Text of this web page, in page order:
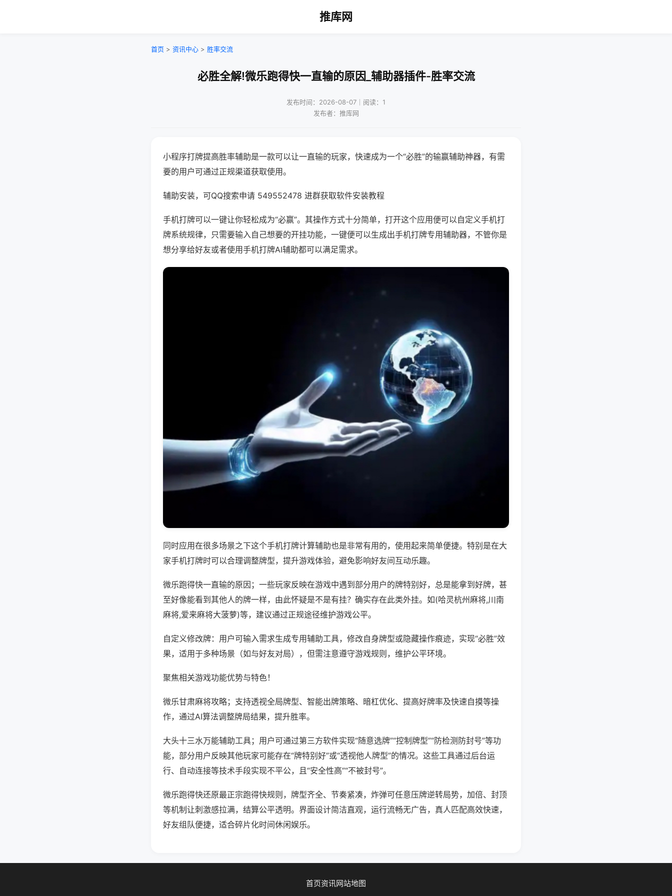
推库网
首页 > 资讯中心 > 胜率交流
必胜全解!微乐跑得快一直输的原因_辅助器插件-胜率交流
发布时间：2026-08-07｜阅读：1
发布者：推库网
小程序打牌提高胜率辅助是一款可以让一直输的玩家，快速成为一个“必胜”的输赢辅助神器，有需
要的用户可通过正规渠道获取使用。
辅助安装，可QQ搜索申请 549552478 进群获取软件安装教程
手机打牌可以一键让你轻松成为“必赢”。其操作方式十分简单，打开这个应用便可以自定义手机打
牌系统规律，只需要输入自己想要的开挂功能，一键便可以生成出手机打牌专用辅助器，不管你是
想分享给好友或者使用手机打牌AI辅助都可以满足需求。
同时应用在很多场景之下这个手机打牌计算辅助也是非常有用的，使用起来简单便捷。特别是在大
家手机打牌时可以合理调整牌型，提升游戏体验，避免影响好友间互动乐趣。
微乐跑得快一直输的原因；一些玩家反映在游戏中遇到部分用户的牌特别好，总是能拿到好牌，甚
至好像能看到其他人的牌一样，由此怀疑是不是有挂？确实存在此类外挂。如(哈灵杭州麻将,川南
麻将,爱来麻将大菠萝)等，建议通过正规途径维护游戏公平。
自定义修改牌：用户可输入需求生成专用辅助工具，修改自身牌型或隐藏操作痕迹，实现“必胜”效
果，适用于多种场景（如与好友对局），但需注意遵守游戏规则，维护公平环境。
聚焦相关游戏功能优势与特色！
微乐甘肃麻将攻略；支持透视全局牌型、智能出牌策略、暗杠优化、提高好牌率及快速自摸等操
作，通过AI算法调整牌局结果，提升胜率。
大头十三水万能辅助工具；用户可通过第三方软件实现“随意选牌”“控制牌型”“防检测防封号”等功
能，部分用户反映其他玩家可能存在“牌特别好”或“透视他人牌型”的情况。这些工具通过后台运
行、自动连接等技术手段实现不平公，且“安全性高”“不被封号”。
微乐跑得快还原最正宗跑得快规则，牌型齐全、节奏紧凑，炸弹可任意压牌逆转局势，加倍、封顶
等机制让刺激感拉满，结算公平透明。界面设计简洁直观，运行流畅无广告，真人匹配高效快速，
好友组队便捷，适合碎片化时间休闲娱乐。
首页资讯网站地图